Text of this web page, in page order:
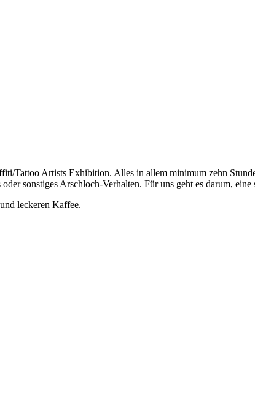
Tattoo Artists Exhibition. Alles in allem minimum zehn
sonstiges Arschloch-Verhalten. Für uns geht es darum,
leckeren Kaffee.